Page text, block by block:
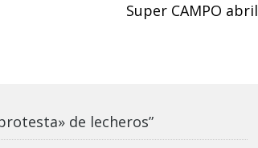
Super CAMPO abril
de lecheros”